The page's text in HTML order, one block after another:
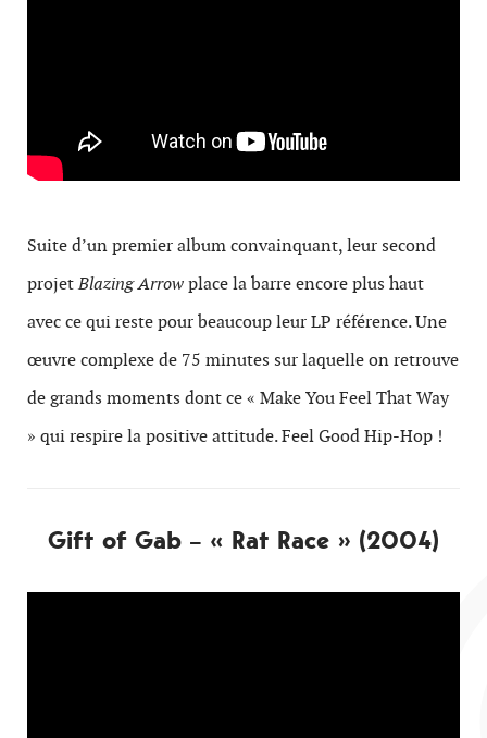
Suite d’un premier album convainquant, leur second
projetBlazing Arrowplace la barre encore plus haut
avec ce qui reste pour beaucoup leur LP référence. Une
œuvre complexe de 75 minutes sur laquelle on retrouve
de grands moments dont ce « Make You Feel That Way
» qui respire la positive attitude. Feel Good Hip-Hop !
Gift of Gab – « Rat Race » (2004)